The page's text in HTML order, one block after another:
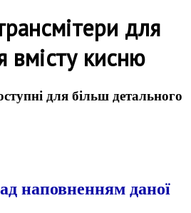
для
вмісту кисню
для більш детального
наповненням даної